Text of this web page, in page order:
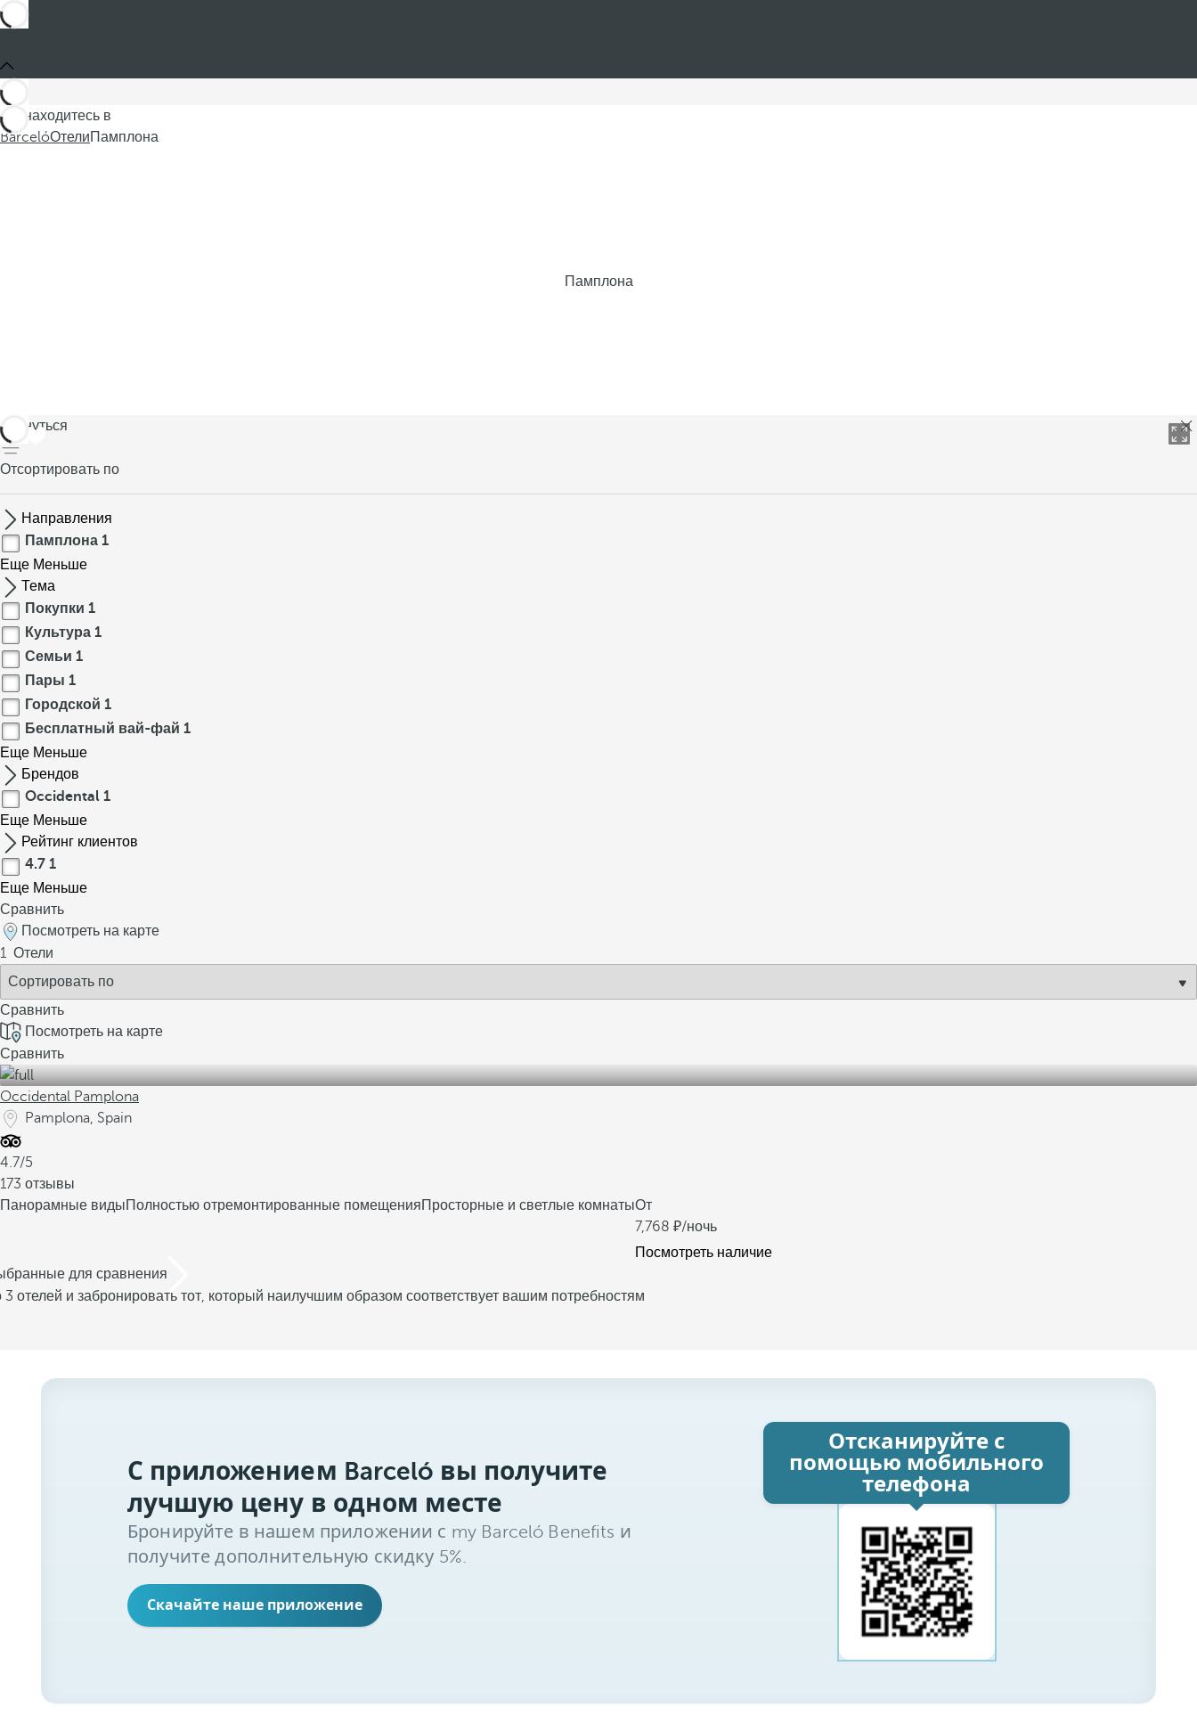
Вы находитесь в
BarcelóОтелиПамплона
Памплона
вернуться
Отсортировать по
Направления
Памплона 1
Еще Меньше
Тема
Покупки 1
Культура 1
Семьи 1
Пары 1
Городской 1
Бесплатный вай-фай 1
Еще Меньше
Брендов
Occidental 1
Еще Меньше
Рейтинг клиентов
4.7 1
Еще Меньше
Сравнить
Посмотреть на карте
1 Отели
Сравнить
Посмотреть на карте
Сравнить
Occidental Pamplona
Pamplona, Spain
4.7/5
173 отзывы
Панорамные видыПолностью отремонтированные помещенияПросторные и светлые комнатыОт
7,768
/ночь
Посмотреть наличие
для сравнения
отелей и забронировать тот, который наилучшим образом соответствует вашим потребностям
С приложением Barceló вы получите
лучшую цену в одном месте
Бронируйте в нашем приложении с my Barceló Benefits и
получите дополнительную скидку 5%.
Скачайте наше приложение
Отсканируйте с
помощью мобильного
телефона